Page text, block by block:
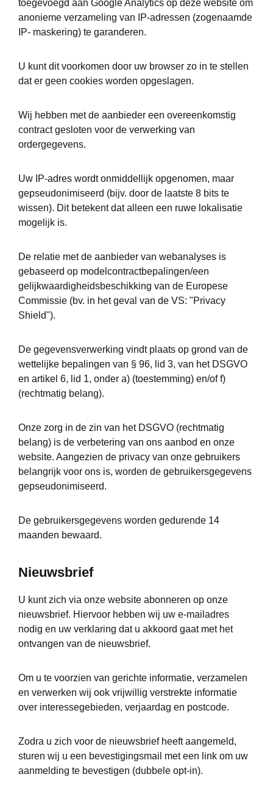
toegevoegd aan Google Analytics op deze website om
anonieme verzameling van IP-adressen (zogenaamde
IP- maskering) te garanderen.
U kunt dit voorkomen door uw browser zo in te stellen
dat er geen cookies worden opgeslagen.
Wij hebben met de aanbieder een overeenkomstig
contract gesloten voor de verwerking van
ordergegevens.
Uw IP-adres wordt onmiddellijk opgenomen, maar
gepseudonimiseerd (bijv. door de laatste 8 bits te
wissen). Dit betekent dat alleen een ruwe lokalisatie
mogelijk is.
De relatie met de aanbieder van webanalyses is
gebaseerd op modelcontractbepalingen/een
gelijkwaardigheidsbeschikking van de Europese
Commissie (bv. in het geval van de VS: "Privacy
Shield").
De gegevensverwerking vindt plaats op grond van de
wettelijke bepalingen van § 96, lid 3, van het DSGVO
en artikel 6, lid 1, onder a) (toestemming) en/of f)
(rechtmatig belang).
Onze zorg in de zin van het DSGVO (rechtmatig
belang) is de verbetering van ons aanbod en onze
website. Aangezien de privacy van onze gebruikers
belangrijk voor ons is, worden de gebruikersgegevens
gepseudonimiseerd.
De gebruikersgegevens worden gedurende 14
maanden bewaard.
Nieuwsbrief
U kunt zich via onze website abonneren op onze
nieuwsbrief. Hiervoor hebben wij uw e-mailadres
nodig en uw verklaring dat u akkoord gaat met het
ontvangen van de nieuwsbrief.
Om u te voorzien van gerichte informatie, verzamelen
en verwerken wij ook vrijwillig verstrekte informatie
over interessegebieden, verjaardag en postcode.
Zodra u zich voor de nieuwsbrief heeft aangemeld,
sturen wij u een bevestigingsmail met een link om uw
aanmelding te bevestigen (dubbele opt-in).